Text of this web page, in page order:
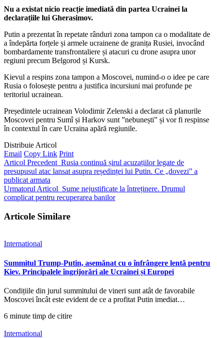
Nu a existat nicio reacție imediată din partea Ucrainei la
declarațiile lui Gherasimov.
Putin a prezentat în repetate rânduri zona tampon ca o modalitate de
a îndepărta forțele și armele ucrainene de granița Rusiei, invocând
bombardamente transfrontaliere și atacuri cu drone asupra unor
regiuni precum Belgorod și Kursk.
Kievul a respins zona tampon a Moscovei, numind-o o idee pe care
Rusia o folosește pentru a justifica incursiuni mai profunde pe
teritoriul ucrainean.
Președintele ucrainean Volodimir Zelenski a declarat că planurile
Moscovei pentru Sumî și Harkov sunt ”nebunești” și vor fi respinse
în contextul în care Ucraina apără regiunile.
Distribuie Articol
Email Copy Link Print
Articol Precedent Rusia continuă șirul acuzațiilor legate de
presupusul atac lansat asupra reședinței lui Putin. Ce „dovezi” a
publicat armata
Urmatorul Articol Sume nejustificate la întreținere. Drumul
complicat pentru recuperarea banilor
Articole Similare
International
Summitul Trump-Putin, asemănat cu o înfrângere lentă pentru
Kiev. Principalele îngrijorări ale Ucrainei și Europei
Condițiile din jurul summitului de vineri sunt atât de favorabile
Moscovei încât este evident de ce a profitat Putin imediat…
6 minute timp de citire
International